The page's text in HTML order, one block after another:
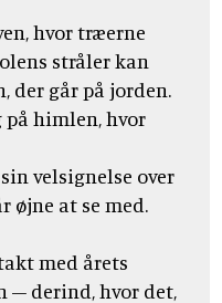
hvor træerne
stråler kan
der går på jorden.
himlen, hvor
velsignelse over
øjne at se med.
med årets
– derind, hvor det,